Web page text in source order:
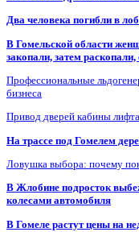
Два человека погибли в
В Гомельской области
закопали, затем
Профессиональные
бизнеса
Привод дверей кабины
На трассе под Гомелем
Ловушка выбора: почему
В Жлобине подросток
колесами автомобиля
В Гомеле растут цены на